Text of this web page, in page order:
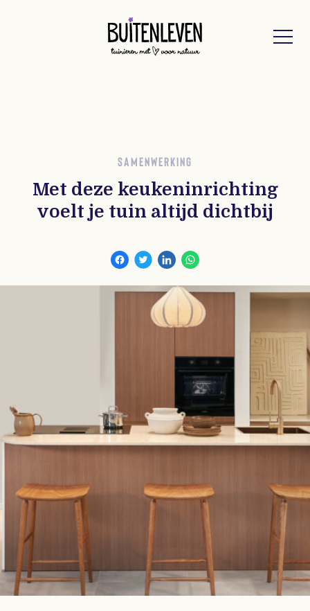
SAMENWERKING
Met deze keukeninrichting
voelt je tuin altijd dichtbij